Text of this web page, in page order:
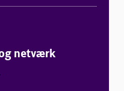
netværk